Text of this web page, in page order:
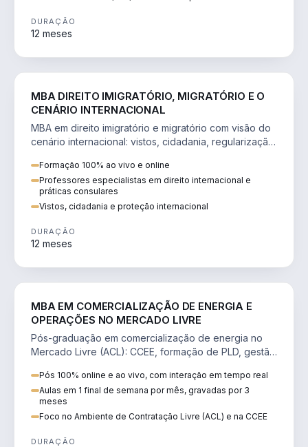
DURAÇÃO
12 meses
MBA DIREITO IMIGRATÓRIO, MIGRATÓRIO E O
CENÁRIO INTERNACIONAL
MBA em direito imigratório e migratório com visão do
cenário internacional: vistos, cidadania, regularização
Formação 100% ao vivo e online
Professores especialistas em direito internacional e
práticas consulares
Vistos, cidadania e proteção internacional
DURAÇÃO
12 meses
MBA EM COMERCIALIZAÇÃO DE ENERGIA E
OPERAÇÕES NO MERCADO LIVRE
Pós-graduação em comercialização de energia no
Mercado Livre (ACL): CCEE, formação de PLD, gestão
Pós 100% online e ao vivo, com interação em tempo real
Aulas em 1 final de semana por mês, gravadas por 3
meses
Foco no Ambiente de Contratação Livre (ACL) e na CCEE
DURAÇÃO